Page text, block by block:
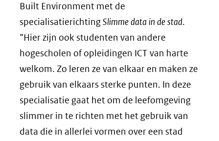
Built Environment met de
specialisatierichtingSlimme data in de stad.
“Hier zijn ook studenten van andere
hogescholen of opleidingen ICT van harte
welkom. Zo leren ze van elkaar en maken ze
gebruik van elkaars sterke punten. In deze
specialisatie gaat het om de leefomgeving
slimmer in te richten met het gebruik van
data die in allerlei vormen over een stad